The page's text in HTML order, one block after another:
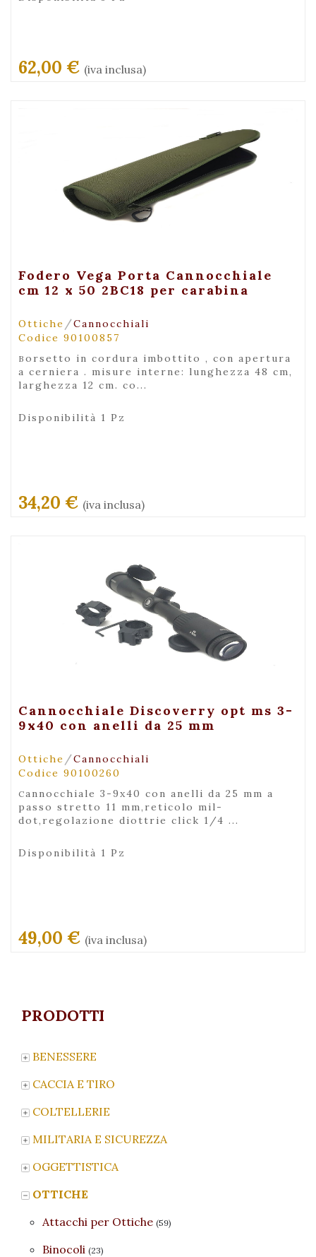
62,00 € (iva inclusa)
+ Visualizza
Fodero Vega Porta Cannocchiale
cm 12 x 50 2BC18 per carabina
Ottiche /Cannocchiali
Codice 90100857
borsetto in cordura imbottito , con apertura
a cerniera . misure interne: lunghezza 48 cm,
larghezza 12 cm. co...
Disponibilità 1 Pz
34,20 € (iva inclusa)
Cannocchiale Discoverry opt ms 3-
9x40 con anelli da 25 mm
Ottiche /Cannocchiali
Codice 90100260
cannocchiale 3-9x40 con anelli da 25 mm a
passo stretto 11 mm,reticolo mil-
dot,regolazione diottrie click 1/4 ...
Disponibilità 1 Pz
49,00 € (iva inclusa)
PRODOTTI
BENESSERE
CACCIA E TIRO
COLTELLERIE
MILITARIA E SICUREZZA
OGGETTISTICA
OTTICHE
Attacchi per Ottiche (59)
Binocoli (23)